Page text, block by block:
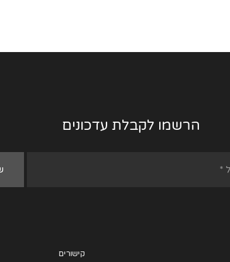
הרשמו לקבלת עדכונים
קישורים